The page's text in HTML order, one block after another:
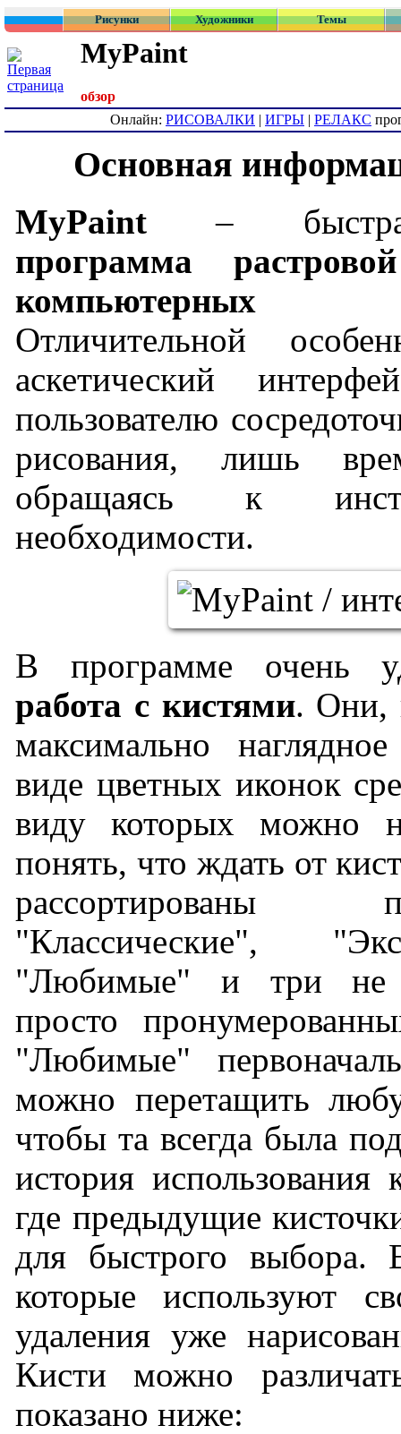
Рисунки Художники Темы
MyPaint
обзор
Онлайн: РИСОВАЛКИ | ИГРЫ | РЕЛАКС
Основная
MyPaint –
программа
компьютерных
Отличительной
аскетический
пользователю
рисования, лишь
обращаясь к
необходимости.
В программе очень
работа с кистями. Они,
максимально
виде цветных иконок
виду которых можно
понять, что ждать от
"Классические",
"Любимые" и три не
просто
"Любимые"
можно перетащить
чтобы та всегда была
история использования
где предыдущие
для быстрого выбора.
которые используют
удаления уже
Кисти можно
показано ниже: